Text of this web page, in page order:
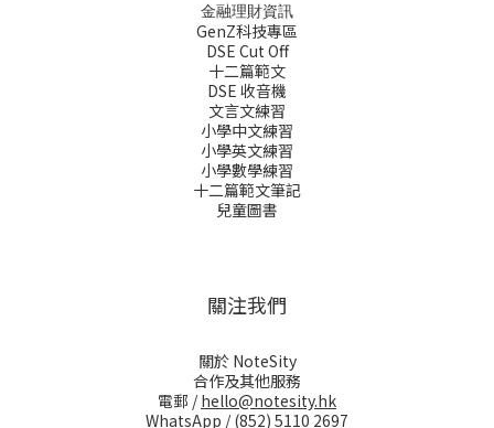
金融理財資訊
GenZ科技專區
DSE Cut Off
十二篇範文
DSE 收音機
文言文練習
小學中文練習
小學英文練習
小學數學練習
十二篇範文筆記
兒童圖書
關注我們
關於 NoteSity
合作及其他服務
電郵 /hello@notesity.hk
WhatsApp /(852) 5110 2697